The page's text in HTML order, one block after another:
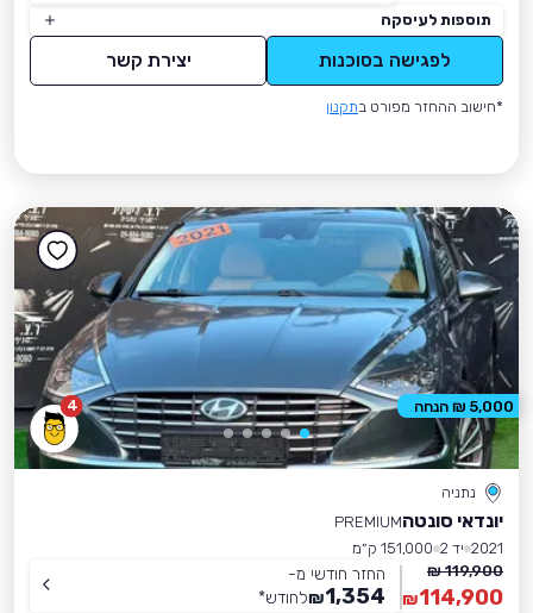
תוספות לעיסקה
לפגישה בסוכנות יצירת קשר
*חישוב ההחזר מפורט בתקנון
4
נתניה
יונדאי סונטהPREMIUM
2021 יד 2
151,000 ק״מ
119,900 ₪
114,900
₪
החזר חודשי מ-
1,354
₪לחודש*
5,000 ₪ הנחה